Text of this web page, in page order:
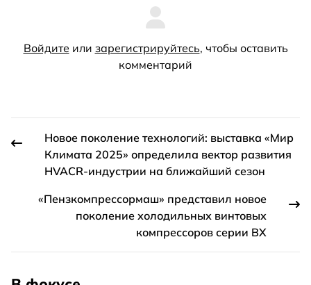
Войдите или зарегистрируйтесь, чтобы оставить
комментарий
Новое поколение технологий: выставка «Мир
Климата 2025» определила вектор развития
HVACR-индустрии на ближайший сезон
«Пензкомпрессормаш» представил новое
поколение холодильных винтовых
компрессоров серии ВХ